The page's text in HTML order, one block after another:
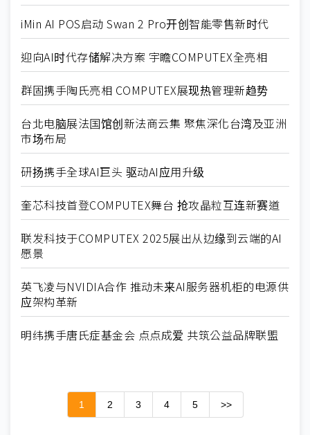
iMin AI POS启动 Swan 2 Pro开创智能零售新时代
迎向AI时代存储解决方案 宇瞻COMPUTEX全亮相
群固携手陶氏亮相 COMPUTEX展现热管理新趋势
台北电脑展法国馆创新法商云集 聚焦深化台湾及亚洲
市场布局
研扬携手全球AI巨头 驱动AI应用升级
奎芯科技首登COMPUTEX舞台 抢攻晶粒互连新赛道
联发科技于COMPUTEX 2025展出从边缘到云端的AI
愿景
英飞凌与NVIDIA合作 推动未来AI服务器机柜的电源供
应架构革新
明纬携手唐氏症基金会 点点成爱 共筑公益品牌联盟
1 2 3 4 5 >>